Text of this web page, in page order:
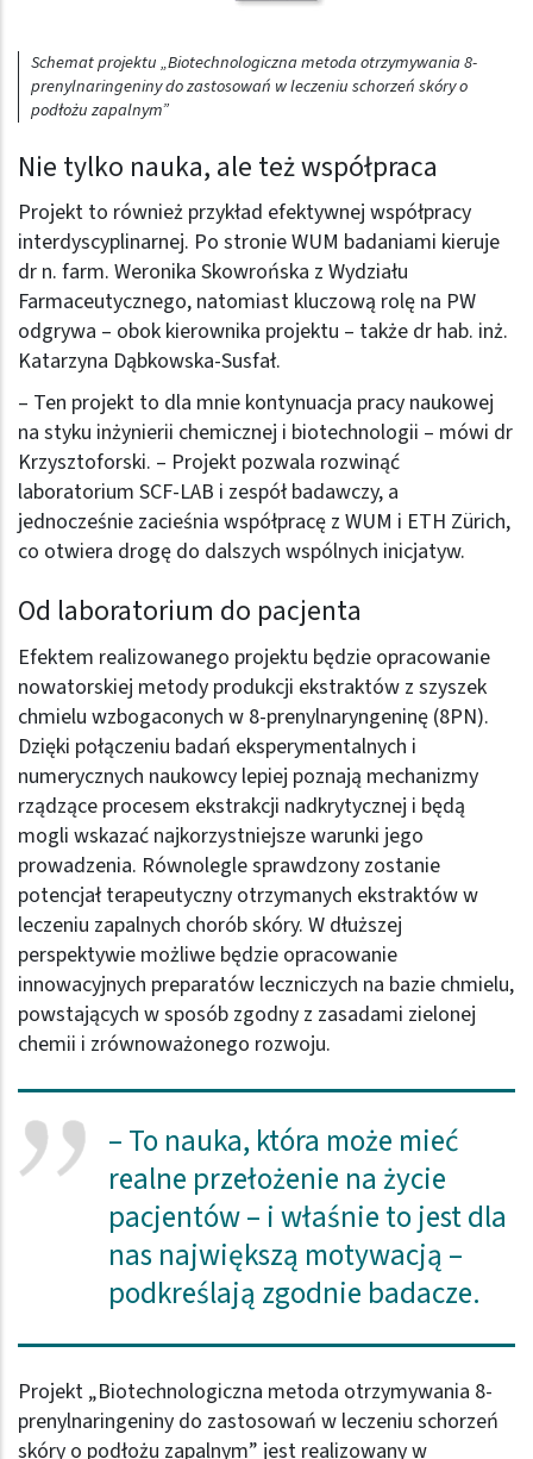
Schemat projektu „Biotechnologiczna metoda otrzymywania 8-
prenylnaringeniny do zastosowań w leczeniu schorzeń skóry o
podłożu zapalnym”
Nie tylko nauka, ale też współpraca
Projekt to również przykład efektywnej współpracy
interdyscyplinarnej. Po stronie WUM badaniami kieruje
dr n. farm. Weronika Skowrońska z Wydziału
Farmaceutycznego, natomiast kluczową rolę na PW
odgrywa – obok kierownika projektu – także dr hab. inż.
Katarzyna Dąbkowska-Susfał.
– Ten projekt to dla mnie kontynuacja pracy naukowej
na styku inżynierii chemicznej i biotechnologii – mówi dr
Krzysztoforski. – Projekt pozwala rozwinąć
laboratorium SCF-LAB i zespół badawczy, a
jednocześnie zacieśnia współpracę z WUM i ETH Zürich,
co otwiera drogę do dalszych wspólnych inicjatyw.
Od laboratorium do pacjenta
Efektem realizowanego projektu będzie opracowanie
nowatorskiej metody produkcji ekstraktów z szyszek
chmielu wzbogaconych w 8-prenylnaryngeninę (8PN).
Dzięki połączeniu badań eksperymentalnych i
numerycznych naukowcy lepiej poznają mechanizmy
rządzące procesem ekstrakcji nadkrytycznej i będą
mogli wskazać najkorzystniejsze warunki jego
prowadzenia. Równolegle sprawdzony zostanie
potencjał terapeutyczny otrzymanych ekstraktów w
leczeniu zapalnych chorób skóry. W dłuższej
perspektywie możliwe będzie opracowanie
innowacyjnych preparatów leczniczych na bazie chmielu,
powstających w sposób zgodny z zasadami zielonej
chemii i zrównoważonego rozwoju.
– To nauka, która może mieć
realne przełożenie na życie
pacjentów – i właśnie to jest dla
nas największą motywacją –
podkreślają zgodnie badacze.
Projekt „Biotechnologiczna metoda otrzymywania 8-
prenylnaringeniny do zastosowań w leczeniu schorzeń
skóry o podłożu zapalnym” jest realizowany w